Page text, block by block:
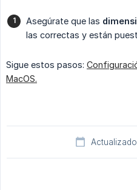
Asegúrate que las
las correctas y están
Sigue estos pasos:
MacOS.